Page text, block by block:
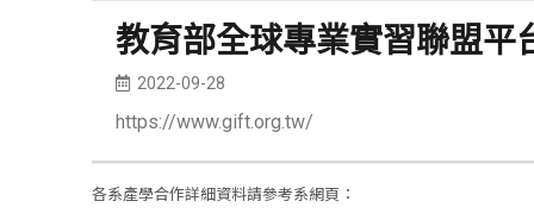
教育部全球專業實習聯盟平
2022-09-28
https://www.gift.org.tw/
各系產學合作詳細資料請參考系網頁：